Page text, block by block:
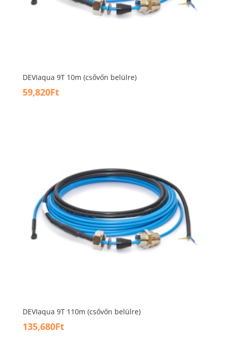
DEVIaqua 9T 10m (csővőn belülre)
59,820Ft
DEVIaqua 9T 110m (csővőn belülre)
135,680Ft